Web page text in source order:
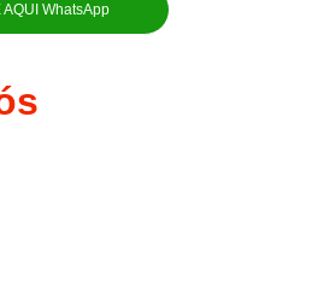
AQUI WhatsApp